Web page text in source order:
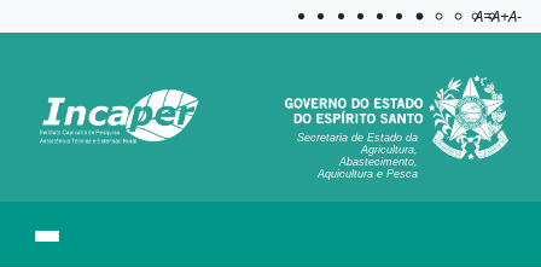
Aplicar
A=A+A-
Secretaria de Estado da
Agricultura,
Abastecimento,
Aquicultura e Pesca